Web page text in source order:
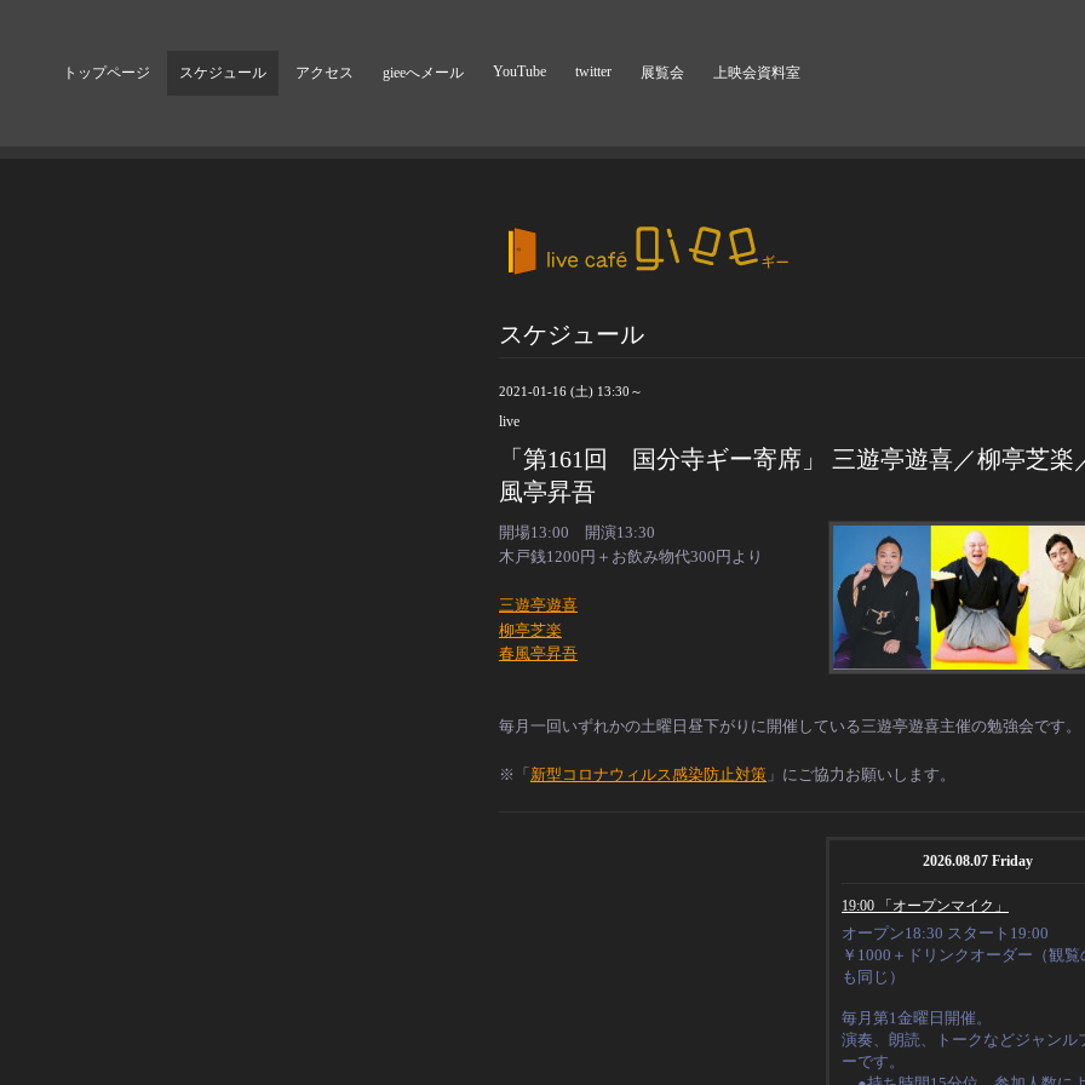
トップページ スケジュール アクセス gieeへメール YouTube twitter 展覧会 上映会資料室
スケジュール
2021-01-16 (土) 13:30～
live
「第161回 国分寺ギー寄席」 三遊亭遊喜／柳亭芝楽
風亭昇吾
開場13:00 開演13:30
木戸銭1200円＋お飲み物代300円より
三遊亭遊喜
柳亭芝楽
春風亭昇吾
毎月一回いずれかの土曜日昼下がりに開催している三遊亭遊喜主催の勉強会です。
※ 「 新型コロナウィルス感染防止対策 」にご協力お願いします。
2026.08.07 Friday
19:00 「オープンマイク」
オープン18:30 スタート19:00
￥1000＋ドリンクオーダー（観覧
も同じ）
毎月第1金曜日開催。
演奏、朗読、トークなどジャンル
ーです。